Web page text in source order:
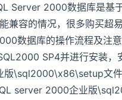
Server 2000数据库是基
兼容的情况，很多购买超
数据库的操作流程及注意
SP4并进行安装
版\sql2000\x86\setup文
server 2000企业版